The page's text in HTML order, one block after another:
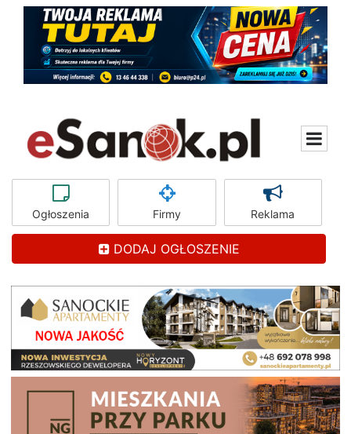
Ogłoszenia Firmy Reklama
DODAJ OGŁOSZENIE